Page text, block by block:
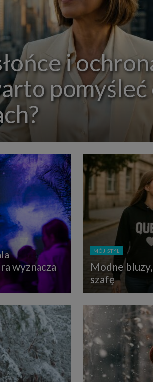
i
pomyśleć
wyznacza
MÓJ STYL
Modne
szafę